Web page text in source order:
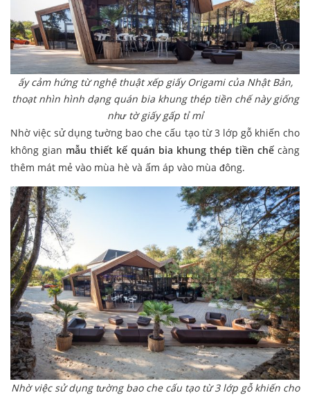
ấy cảm hứng từ nghệ thuật xếp giấy Origami của Nhật Bản,
thoạt nhìn hình dạng quán bia khung thép tiền chế này giống
như tờ giấy gấp tỉ mỉ
Nhờ việc sử dụng tường bao che cấu tạo từ 3 lớp gỗ khiến cho
không gian mẫu thiết kế quán bia khung thép tiền chế càng
thêm mát mẻ vào mùa hè và ấm áp vào mùa đông.
Nhờ việc sử dụng tường bao che cấu tạo từ 3 lớp gỗ khiến cho